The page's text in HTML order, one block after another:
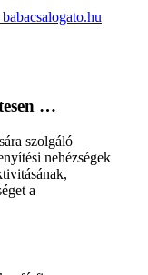
babacsalogato.hu
…
szolgáló
nehézségek
a